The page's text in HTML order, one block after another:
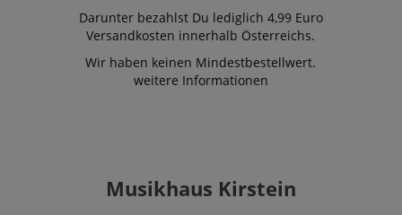
Darunter bezahlst Du lediglich 4,99 Euro
Versandkosten innerhalb Österreichs.
Wir haben keinen Mindestbestellwert.
weitere Informationen
Musikhaus Kirstein